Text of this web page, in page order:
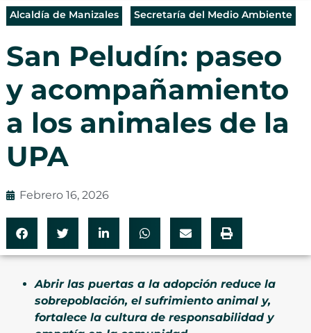
Alcaldía de Manizales Secretaría del Medio Ambiente
San Peludín: paseo
y acompañamiento
a los animales de la
UPA
Febrero 16, 2026
Abrir las puertas a la adopción reduce la
sobrepoblación, el sufrimiento animal y,
fortalece la cultura de responsabilidad y